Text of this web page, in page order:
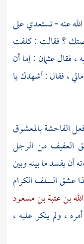
عنه - تستعدي على
؟ فقالت : كلفت
، فقالعثمان : إما أن
، فقال : أشهدك يا
الفاحشة بالمعشوق
العفيف من الرجل
أن يفسد ما بينه وبين
عشق السلف الكرام
بن عتبة بن مسعود
، ولم ينكر عليه ،